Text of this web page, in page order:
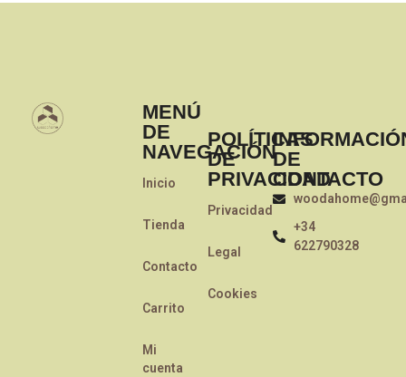
MENÚ
DE
NAVEGACIÓN
Inicio
Tienda
Contacto
Carrito
Mi
cuenta
POLÍTICAS
DE
PRIVACIDAD
Privacidad
Legal
Cookies
DE
CONTACTO
+34
622790328